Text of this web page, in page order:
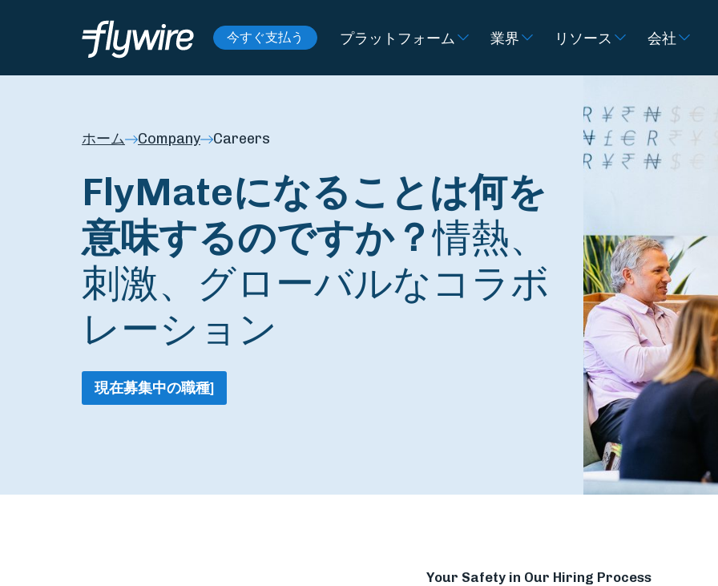
今すぐ支払う プラットフォーム 業界 リソース 会社
ホーム Company Careers
FlyMateになることは何を
意味するのですか？情熱、
刺激、グローバルなコラボ
レーション
現在募集中の職種]
Your Safety in Our Hiring Process